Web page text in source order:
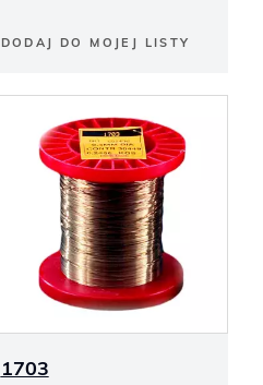
DODAJ DO MOJEJ LISTY
1703